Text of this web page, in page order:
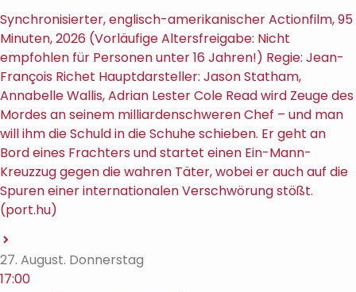
Synchronisierter, englisch-amerikanischer Actionfilm, 95
Minuten, 2026 (Vorläufige Altersfreigabe: Nicht
empfohlen für Personen unter 16 Jahren!) Regie: Jean-
François Richet Hauptdarsteller: Jason Statham,
Annabelle Wallis, Adrian Lester Cole Read wird Zeuge des
Mordes an seinem milliardenschweren Chef – und man
will ihm die Schuld in die Schuhe schieben. Er geht an
Bord eines Frachters und startet einen Ein-Mann-
Kreuzzug gegen die wahren Täter, wobei er auch auf die
Spuren einer internationalen Verschwörung stößt.
(port.hu)
27. August. Donnerstag
17:00